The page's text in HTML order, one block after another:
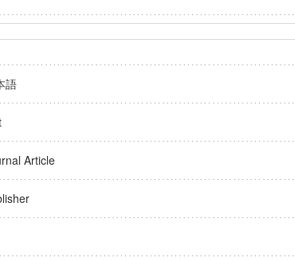
語
Article